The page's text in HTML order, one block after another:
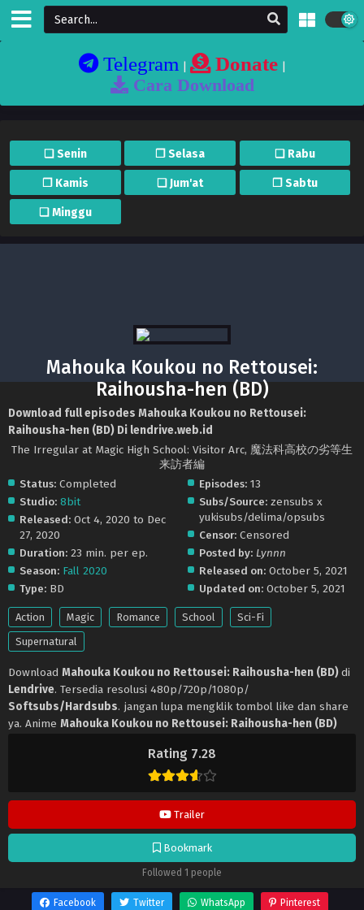
Telegram| Donate|
Cara Download
❏ Senin ❐ Selasa ❏ Rabu
❐ Kamis ❏ Jum'at ❐ Sabtu
❏ Minggu
Rating 7.28
Trailer
Bookmark
Followed 1 people
Mahouka Koukou no Rettousei:
Raihousha-hen (BD)
Download full episodes Mahouka Koukou no Rettousei:
Raihousha-hen (BD) Di lendrive.web.id
The Irregular at Magic High School: Visitor Arc, 魔法科高校の劣等生
来訪者編
Status: Completed
Studio: 8bit
Released: Oct 4, 2020 to Dec
27, 2020
Duration: 23 min. per ep.
Season: Fall 2020
Type: BD
Episodes: 13
Subs/Source: zensubs x
yukisubs/delima/opsubs
Censor: Censored
Posted by: Lynnn
Released on: October 5, 2021
Updated on: October 5, 2021
Action Magic Romance School
Sci-Fi
Supernatural
Download Mahouka Koukou no Rettousei: Raihousha-hen (BD)di
Lendrive. Tersedia resolusi 480p/720p/1080p/
Softsubs/Hardsubs. jangan lupa mengklik tombol like dan share
ya. Anime Mahouka Koukou no Rettousei: Raihousha-hen (BD)
Facebook Twitter WhatsApp Pinterest